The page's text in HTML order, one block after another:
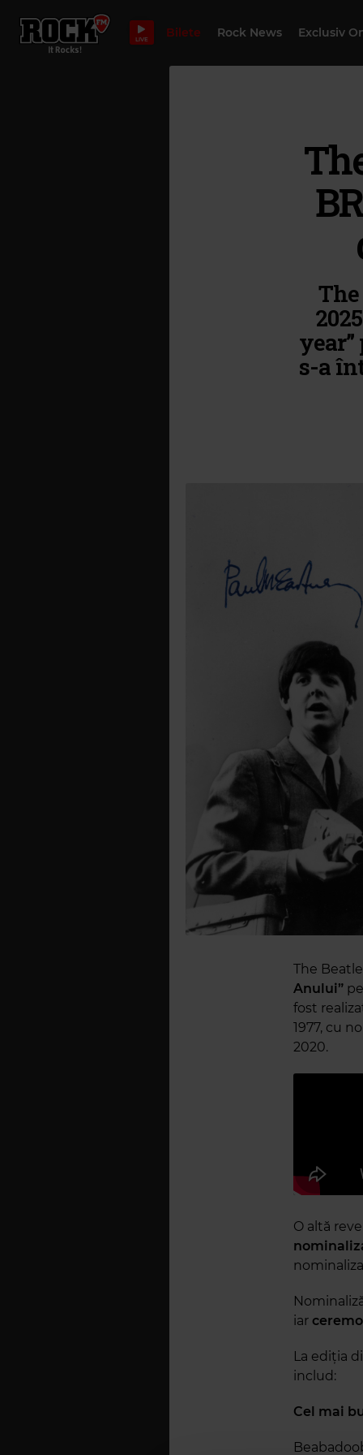
LIVE Bilete Rock News Exclusiv
s-a
The
Anului”
fost
1977, cu
2020.
O altă
iar
La ediția
includ:
Cel mai